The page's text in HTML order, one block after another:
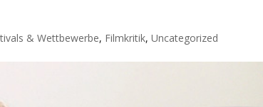
& Wettbewerbe, Filmkritik,Uncategorized